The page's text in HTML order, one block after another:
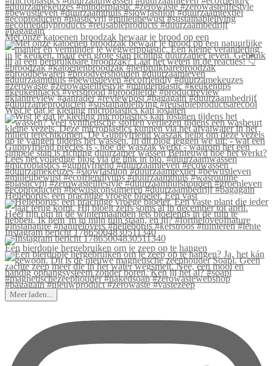
Met onze katoenen broodzak bewaar je brood op een
Wist je dat je kleding microplastics kan loslaten
Helleborus: een prachtige vroege bloeier. Een vast
Instagram bericht 17865004830511340
Een bierdopje hergebruiken om je zeep op te hangen
Meer laden...